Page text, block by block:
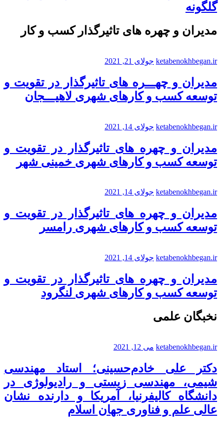
گلگونه
مدیران و چهره های تاثیرگذار کسب و کار
ketabenokhbegan.ir جولای 21, 2021
مدیران و چهـــره های تاثیرگذار در تقویت و
توسعه کسب و کارهای شهری لاهیـــجان
ketabenokhbegan.ir جولای 14, 2021
مدیران و چهره های تاثیرگذار در تقویت و
توسعه کسب و کارهای شهری خمینی شهر
ketabenokhbegan.ir جولای 14, 2021
مدیران و چهره های تاثیرگذار در تقویت و
توسعه کسب و کارهای شهری رامسر
ketabenokhbegan.ir جولای 14, 2021
مدیران و چهره های تاثیرگذار در تقویت و
توسعه کسب و کارهای شهری لنگرود
نخبگان علمی
ketabenokhbegan.ir می 12, 2021
دکتر علی خادم‌حسینی؛ استاد مهندسی
شیمی، مهندسی زیستی و رادیولوژی در
دانشگاه کالیفرنیا، آمریکا و دارنده نشان
عالی علم و فناوری جهان اسلام